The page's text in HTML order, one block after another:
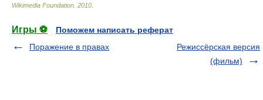
Wikimedia Foundation 2010
Игры ⚽
Поможем написать реферат
Поражение в правах
Режиссёрская версия
(фильм)